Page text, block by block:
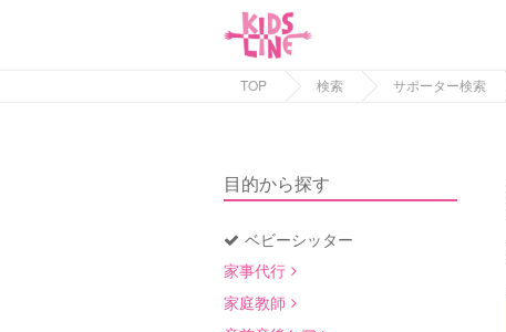
TOP 検索 サポーター検索
目的から探す
ベビーシッター
家事代行
家庭教師